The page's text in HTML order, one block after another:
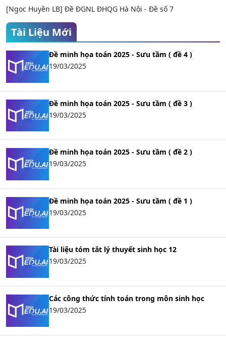
[Ngọc Huyền LB] Đề ĐGNL ĐHQG Hà Nội - Đề số 7
Tài Liệu Mới
Đề minh họa toán 2025 - Sưu tầm ( đề 4 )
19/03/2025
Đề minh họa toán 2025 - Sưu tầm ( đề 3 )
19/03/2025
Đề minh họa toán 2025 - Sưu tầm ( đề 2 )
19/03/2025
Đề minh họa toán 2025 - Sưu tầm ( đề 1 )
19/03/2025
Tài liệu tóm tắt lý thuyết sinh học 12
19/03/2025
Các công thức tính toán trong môn sinh học
19/03/2025